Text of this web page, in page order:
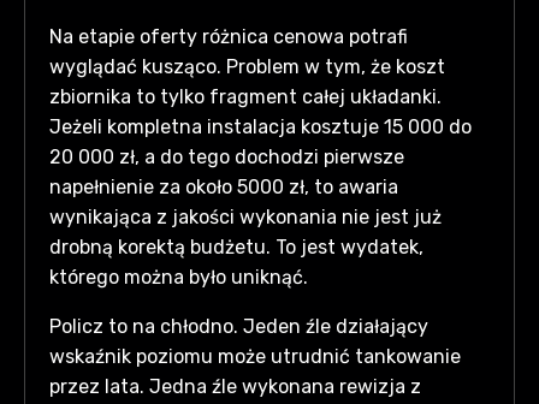
Na etapie oferty różnica cenowa potrafi
wyglądać kusząco. Problem w tym, że koszt
zbiornika to tylko fragment całej układanki.
Jeżeli kompletna instalacja kosztuje 15 000 do
20 000 zł, a do tego dochodzi pierwsze
napełnienie za około 5000 zł, to awaria
wynikająca z jakości wykonania nie jest już
drobną korektą budżetu. To jest wydatek,
którego można było uniknąć.
Policz to na chłodno. Jeden źle działający
wskaźnik poziomu może utrudnić tankowanie
przez lata. Jedna źle wykonana rewizja z